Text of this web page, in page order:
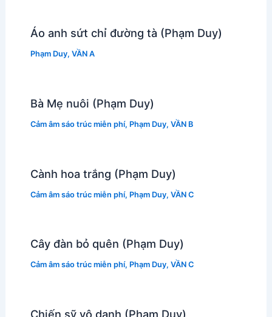
Áo anh sứt chỉ đường tà (Phạm Duy)
Phạm Duy, VẦN A
Bà Mẹ nuôi (Phạm Duy)
Cảm âm sáo trúc miễn phí, Phạm Duy, VẦN B
Cành hoa trắng (Phạm Duy)
Cảm âm sáo trúc miễn phí, Phạm Duy, VẦN C
Cây đàn bỏ quên (Phạm Duy)
Cảm âm sáo trúc miễn phí, Phạm Duy, VẦN C
Chiến sỹ vô danh (Phạm Duy)